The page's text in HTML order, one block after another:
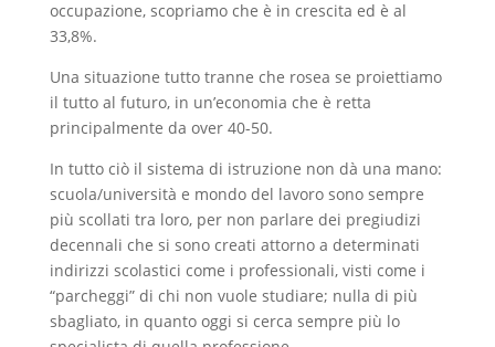
occupazione, scopriamo che è in crescita ed è al
33,8%.
Una situazione tutto tranne che rosea se proiettiamo
il tutto al futuro, in un’economia che è retta
principalmente da over 40-50.
In tutto ciò il sistema di istruzione non dà una mano:
scuola/università e mondo del lavoro sono sempre
più scollati tra loro, per non parlare dei pregiudizi
decennali che si sono creati attorno a determinati
indirizzi scolastici come i professionali, visti come i
“parcheggi” di chi non vuole studiare; nulla di più
sbagliato, in quanto oggi si cerca sempre più lo